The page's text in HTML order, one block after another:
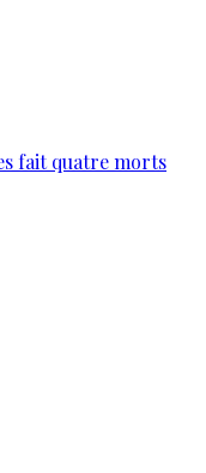
fait quatre morts